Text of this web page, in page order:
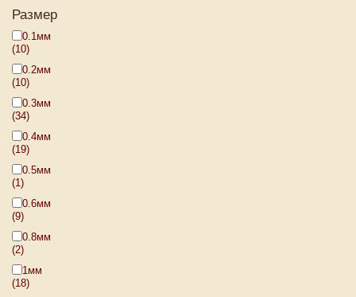
Размер
0.1мм
(10)
0.2мм
(10)
0.3мм
(34)
0.4мм
(19)
0.5мм
(1)
0.6мм
(9)
0.8мм
(2)
1мм
(18)